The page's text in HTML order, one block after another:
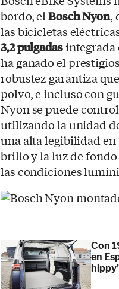
bordo, elBosch Nyon,
las bicicletas
3,2 pulgadasintegrada
ha ganado el
robustez garantiza
polvo, e incluso con
Nyon se puede
utilizando la unidad
una alta legibilidad en
brillo y la luz de
las condiciones
Con
en
hippy’